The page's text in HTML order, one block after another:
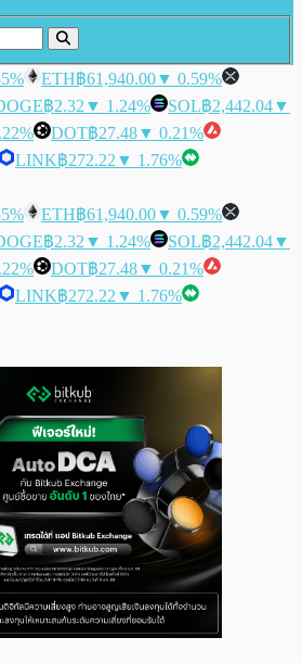
ETH฿61,940.00▼ 0.59%
฿2.32 ▼ 1.24% SOL฿2,442.04▼
DOT฿27.48▼ 0.21%
LINK฿272.22 ▼ 1.76%
ETH฿61,940.00▼ 0.59%
฿2.32 ▼ 1.24% SOL฿2,442.04▼
DOT฿27.48▼ 0.21%
LINK฿272.22 ▼ 1.76%